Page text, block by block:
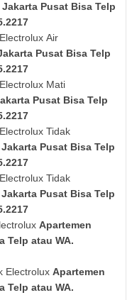
Pusat Bisa Telp
Electrolux Air
Pusat Bisa Telp
Electrolux Mati
Pusat Bisa Telp
Electrolux Tidak
Pusat Bisa Telp
Electrolux Tidak
Pusat Bisa Telp
Apartemen
Telp atau WA.
Electrolux Apartemen
Telp atau WA.